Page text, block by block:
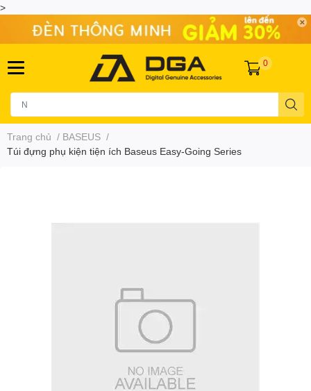
>
0
Trang chủ / BASEUS /
Túi đựng phụ kiện tiện ích Baseus Easy-Going Series